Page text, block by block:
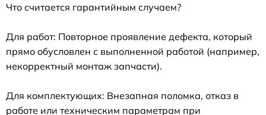
Что считается гарантийным случаем?
Для работ: Повторное проявление дефекта, который
прямо обусловлен с выполненной работой (например,
некорректный монтаж запчасти).
Для комплектующих: Внезапная поломка, отказ в
работе или техническим параметрам при